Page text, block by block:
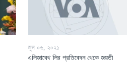
জুন ০৬, ২০২১
এলিজাবেথ লির প্রতিবেদন থেকে জয়তী